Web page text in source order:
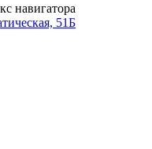
навигатора
51Б